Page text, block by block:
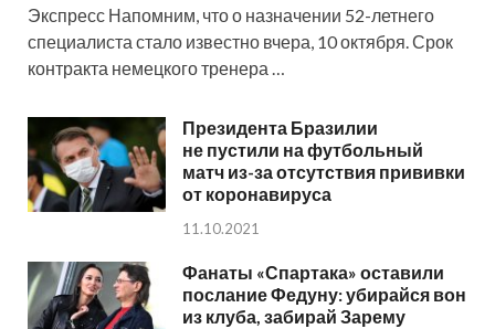
Экспресс Напомним, что о назначении 52-летнего
специалиста стало известно вчера, 10 октября. Срок
контракта немецкого тренера …
Президента Бразилии
не пустили на футбольный
матч из-за отсутствия прививки
от коронавируса
11.10.2021
Фанаты «Спартака» оставили
послание Федуну: убирайся вон
из клуба, забирай Зарему